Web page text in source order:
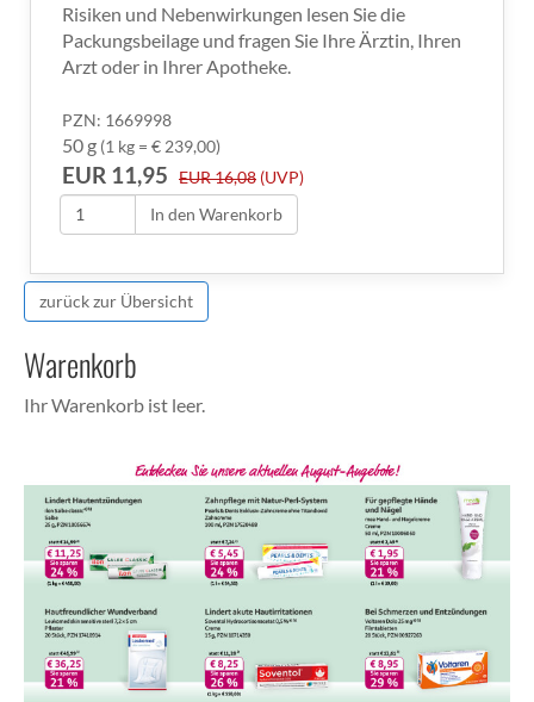
Risiken und Nebenwirkungen lesen Sie die
Packungsbeilage und fragen Sie Ihre Ärztin, Ihren
Arzt oder in Ihrer Apotheke.
PZN: 1669998
50 g (1 kg = € 239,00)
EUR 11,95 EUR 16,08 (UVP)
In den Warenkorb
zurück zur Übersicht
Warenkorb
Ihr Warenkorb ist leer.